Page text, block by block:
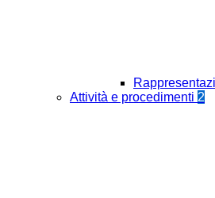
Attività e procedimenti 2